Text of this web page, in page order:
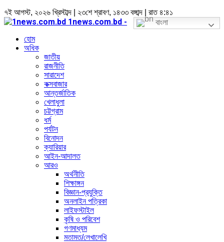
৭ই আগস্ট, ২০২৬ খ্রিস্টাব্দ | ২৩শে শ্রাবণ, ১৪৩৩ বঙ্গাব্দ | রাত ৪:৪১
বাংলা
1news.com.bd -
হোম
অধিক
জাতীয়
রাজনীতি
সারাদেশ
কক্সবাজার
আন্তর্জাতিক
খেলাধুলা
চট্টগ্রাম
ধর্ম
পর্যটন
বিনোদন
ক্যারিয়ার
আইন-আদালত
আরও
অর্থনীতি
শিক্ষাঙ্গন
বিজ্ঞান-প্রযুক্তি
অনলাইন পত্রিকা
লাইফস্টাইল
কৃষি ও পরিবেশ
গণমাধ্যম
মতামত/লেখালেখি